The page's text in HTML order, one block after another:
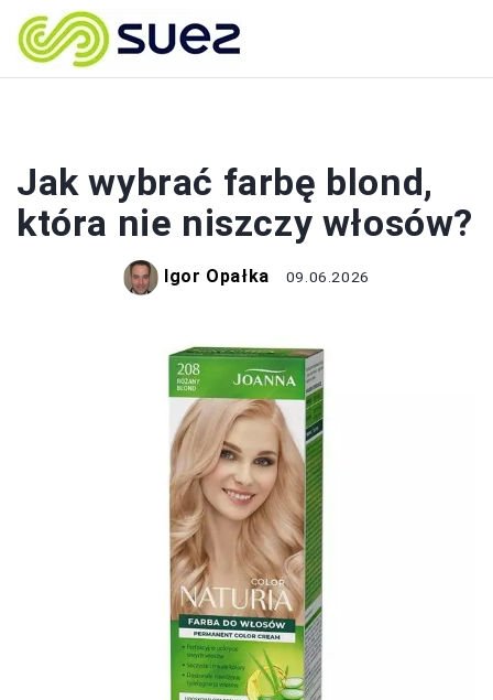
Jak wybrać farbę blond,
która nie niszczy włosów?
Igor Opałka 09.06.2026